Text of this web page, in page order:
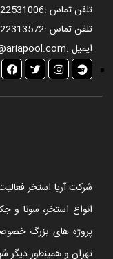
تلفن تماس :
تلفن تماس :
ایمیل :
انواع استخر، سونا و
پروژه های بزرگ
تهران و همینطور دیگر